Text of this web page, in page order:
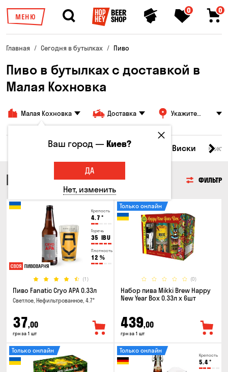
МЕНЮ
0 0
Главная Сегодня в бутылках Пиво
Пиво в бутылках с доставкой в
Малая Кохновка
Малая Кохновка Доставка
Укажите
Все товары Пиво Сидр Виски
ПИВО ФИЛЬТР
Крепость
4.7 °
Горечь
35 IBU
Плотность
12 %
(1)
Пиво Fanatic Cryo APA 0.33л
Светлое, Нефильтрованное, 4.7°
37,00
грн за 1 шт
(0)
Только онлайн
Набор пива Mikki Brew Happy
New Year Box 0.33л x 6шт
439,00
грн за 1 шт
Только онлайн
Крепость
5.4°
Только онлайн
Ваш город —Киев?
ДА
Нет, изменить